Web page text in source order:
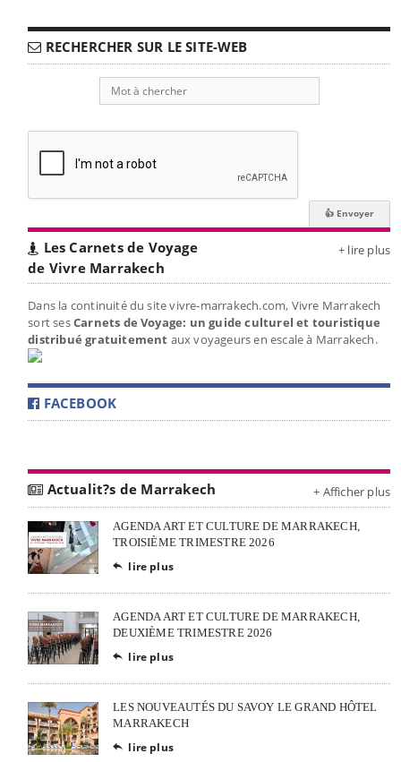
RECHERCHER SUR LE SITE-WEB
Les Carnets de Voyage
de Vivre Marrakech
+ lire plus
Dans la continuité du site vivre-marrakech.com, Vivre Marrakech
sort sesCarnets de Voyage: un guide culturel et touristique
distribué gratuitement aux voyageurs en escale à Marrakech.
FACEBOOK
Actualit?s de Marrakech + Afficher plus
AGENDA ART ET CULTURE DE MARRAKECH,
TROISIÈME TRIMESTRE 2026
 lire plus
AGENDA ART ET CULTURE DE MARRAKECH,
DEUXIÈME TRIMESTRE 2026
 lire plus
LES NOUVEAUTÉS DU SAVOY LE GRAND HÔTEL
MARRAKECH
 lire plus